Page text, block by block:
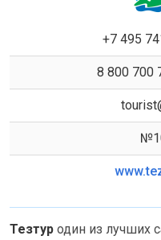
+7 495
8 800 700
Тезтур один из лучших